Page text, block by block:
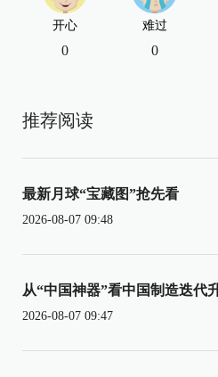
开心
0
难过
0
推荐阅读
最新月球“宝藏图”抢先看
2026-08-07 09:48
从“中国神器”看中国制造迭代
2026-08-07 09:47